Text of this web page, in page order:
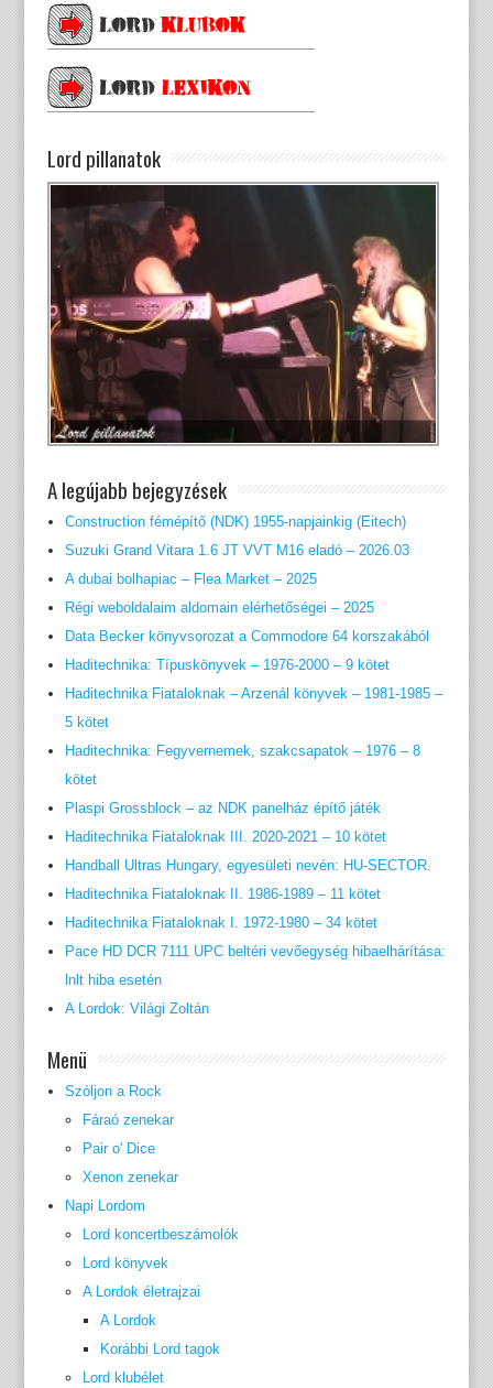
Lord pillanatok
A legújabb bejegyzések
Construction fémépítő (NDK) 1955-napjainkig (Eitech)
Suzuki Grand Vitara 1.6 JT VVT M16 eladó – 2026.03
A dubai bolhapiac – Flea Market – 2025
Régi weboldalaim aldomain elérhetőségei – 2025
Data Becker könyvsorozat a Commodore 64 korszakából
Haditechnika: Típuskönyvek – 1976-2000 – 9 kötet
Haditechnika Fiataloknak – Arzenál könyvek – 1981-1985 –
5 kötet
Haditechnika: Fegyvernemek, szakcsapatok – 1976 – 8
kötet
Plaspi Grossblock – az NDK panelház építő játék
Haditechnika Fiataloknak III. 2020-2021 – 10 kötet
Handball Ultras Hungary, egyesületi nevén: HU-SECTOR.
Haditechnika Fiataloknak II. 1986-1989 – 11 kötet
Haditechnika Fiataloknak I. 1972-1980 – 34 kötet
Pace HD DCR 7111 UPC beltéri vevőegység hibaelhárítása:
lnlt hiba esetén
A Lordok: Világi Zoltán
Menü
Szóljon a Rock
Fáraó zenekar
Pair o' Dice
Xenon zenekar
Napi Lordom
Lord koncertbeszámolók
Lord könyvek
A Lordok életrajzai
A Lordok
Korábbi Lord tagok
Lord klubélet